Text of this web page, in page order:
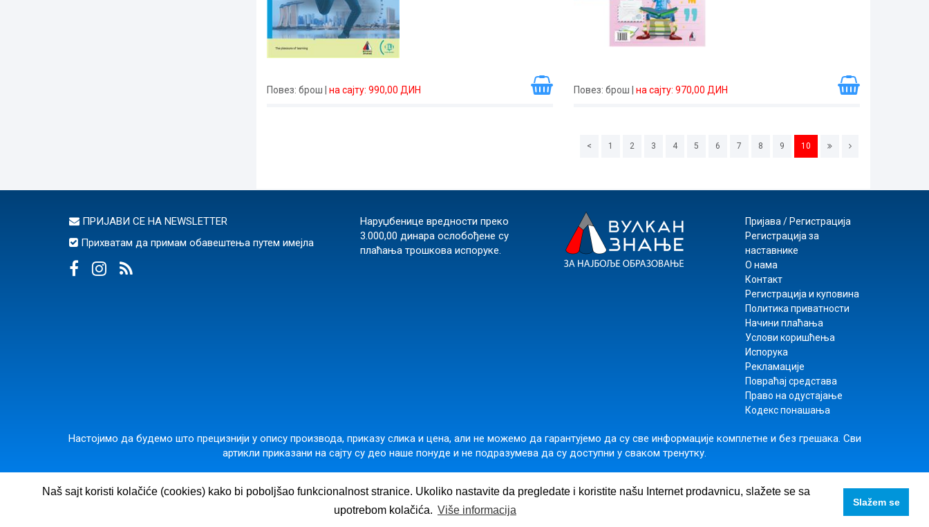
Naš sajt koristi kolačiće (cookies) kako bi poboljšao funkcionalnost stranice. Ukoliko nastavite da pregledate i koristite našu Internet prodavnicu, slažete se sa
upotrebom kolačića. Više informacija
Slažem se
Повез: брош на сајту: 990,00 ДИН Повез: брош на сајту: 970,00 ДИН
< 1 2 3 4 5 6 7 8 9 10
ПРИЈАВИ СЕ НА NEWSLETTER
Прихватам да примам обавештења путем имејла
Наруџбенице вредности преко
3.000,00 динара ослобођене су
плаћања трошкова испоруке.
Пријава / Регистрација
Регистрација за
наставнике
О нама
Контакт
Регистрација и куповина
Политика приватности
Начини плаћања
Услови коришћења
Испорука
Рекламације
Повраћај средстава
Право на одустајање
Кодекс понашања
Настојимо да будемо што прецизнији у опису производа, приказу слика и цена, али не можемо да гарантујемо да су све информације комплетне и без грешака. Сви
артикли приказани на сајту су део наше понуде и не подразумева да су доступни у сваком тренутку.
©2026Вулкан издаваштво д.о.о. | Made in